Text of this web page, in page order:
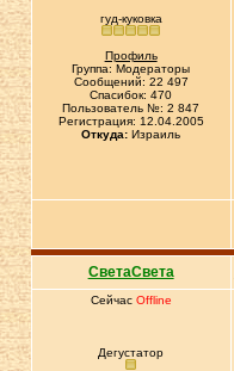
гуд-куковка
Профиль
Группа: Модераторы
Сообщений: 22 497
Спасибок: 470
Пользователь №: 2 847
Регистрация: 12.04.2005
Откуда: Израиль
СветаСвета
Сейчас Offline
Дегустатор